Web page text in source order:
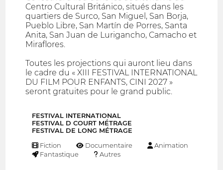
Centro Cultural Británico, situés dans les
quartiers de Surco, San Miguel, San Borja,
Pueblo Libre, San Martín de Porres, Santa
Anita, San Juan de Lurigancho, Camacho et
Miraflores.
Toutes les projections qui auront lieu dans
le cadre du « XIII FESTIVAL INTERNATIONAL
DU FILM POUR ENFANTS, CINI 2027 »
seront gratuites pour le grand public.
FESTIVAL INTERNATIONAL
FESTIVAL D COURT MÉTRAGE
FESTIVAL DE LONG MÉTRAGE
Fiction Documentaire
Animation
Fantastique
Autres